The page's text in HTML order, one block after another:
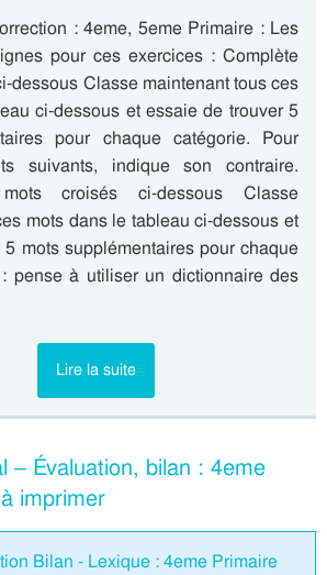
: 4eme, 5eme Primaire : Les
pour ces exercices : Complète
dessous Classe maintenant tous ces
ci-dessous et essaie de trouver 5
pour chaque catégorie. Pour
suivants, indique son contraire.
croisés ci-dessous Classe
mots dans le tableau ci-dessous et
mots supplémentaires pour chaque
pense à utiliser un dictionnaire des
Lire la suite
– Évaluation, bilan : 4eme
imprimer
Bilan - Lexique : 4eme Primaire